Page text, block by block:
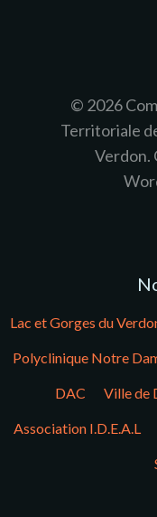
© 2026
Territoriale
Verdon.
Lac et Gorges du
Polyclinique Notre
DAC Ville de
Association I.D.E.A.L